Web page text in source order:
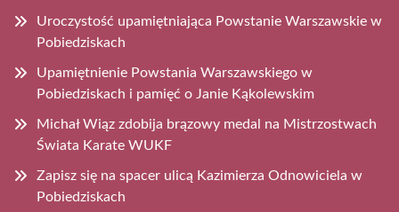
Uroczystość upamiętniająca Powstanie Warszawskie w
Pobiedziskach
Upamiętnienie Powstania Warszawskiego w
Pobiedziskach i pamięć o Janie Kąkolewskim
Michał Wiąz zdobija brązowy medal na Mistrzostwach
Świata Karate WUKF
Zapisz się na spacer ulicą Kazimierza Odnowiciela w
Pobiedziskach